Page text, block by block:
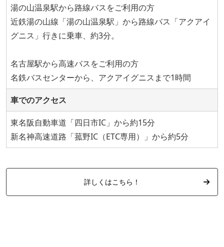
湯の山温泉駅から路線バスをご利用の方
近鉄湯の山線「湯の山温泉駅」から路線バス「アクアイ
グニス」行きに乗車、約3分。
名古屋駅から高速バスをご利用の方
名鉄バスセンターから、アクアイグニスまで1時間
車でのアクセス
東名阪自動車道「四日市IC」から約15分
新名神高速道路「菰野IC（ETC専用）」から約5分
詳しくはこちら！